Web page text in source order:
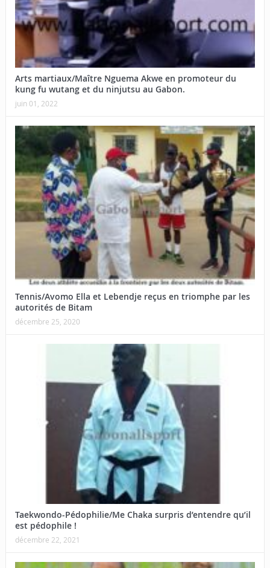
Arts martiaux/Maître Nguema Akwe en promoteur du
kung fu wutang et du ninjutsu au Gabon.
juin 01, 2022
Tennis/Avomo Ella et Lebendje reçus en triomphe par les
autorités de Bitam
décembre 25, 2020
Taekwondo-Pédophilie/Me Chaka surpris d’entendre qu’il
est pédophile !
décembre 22, 2021